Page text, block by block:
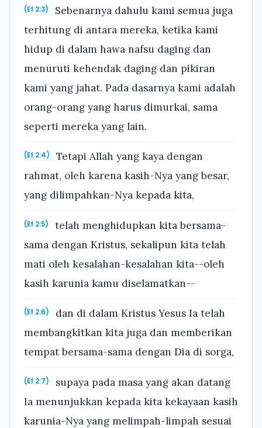
(Ef 2:3)
Sebenarnya dahulu kami semua juga
terhitung di antara mereka, ketika kami
hidup di dalam hawa nafsu daging dan
menuruti kehendak daging dan pikiran
kami yang jahat. Pada dasarnya kami adalah
orang-orang yang harus dimurkai, sama
seperti mereka yang lain.
(Ef 2:4)
Tetapi Allah yang kaya dengan
rahmat, oleh karena kasih-Nya yang besar,
yang dilimpahkan-Nya kepada kita,
(Ef 2:5)
telah menghidupkan kita bersama-
sama dengan Kristus, sekalipun kita telah
mati oleh kesalahan-kesalahan kita--oleh
kasih karunia kamu diselamatkan--
(Ef 2:6)
dan di dalam Kristus Yesus Ia telah
membangkitkan kita juga dan memberikan
tempat bersama-sama dengan Dia di sorga,
(Ef 2:7)
supaya pada masa yang akan datang
Ia menunjukkan kepada kita kekayaan kasih
karunia-Nya yang melimpah-limpah sesuai